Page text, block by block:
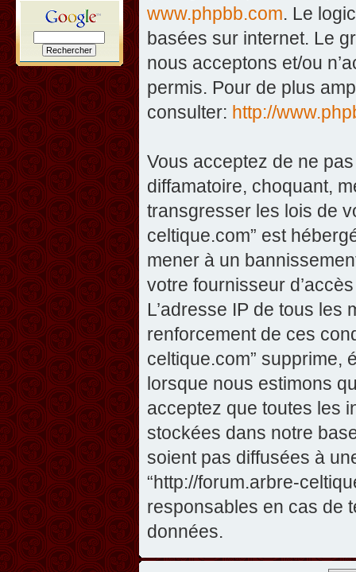
www.phpbb.com. Le
basées sur internet. Le
nous acceptons et/ou
permis. Pour de plus
consulter: http://
Vous acceptez de ne
diffamatoire, choquant,
transgresser les lois de
celtique.com” est
mener à un
votre fournisseur
L’adresse IP de tous
renforcement de ces
celtique.com” supprime,
lorsque nous estimons
acceptez que toutes les
stockées dans notre
soient pas diffusées à
“http://forum.arbre-
responsables en cas de
données.